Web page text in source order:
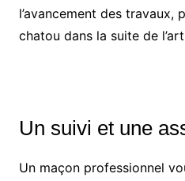
l’avancement des travaux,
chatou dans la suite de
Un suivi et une
Un maçon professionnel